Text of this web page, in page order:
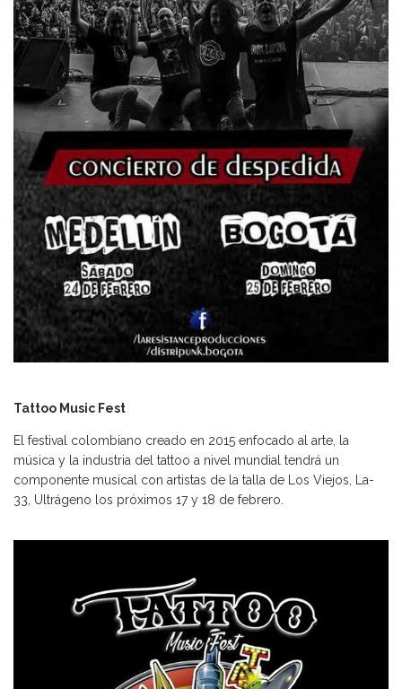
Tattoo Music Fest
El festival colombiano creado en 2015 enfocado al arte, la
música y la industria del tattoo a nivel mundial tendrá un
componente musical con artistas de la talla de Los Viejos, La-
33, Ultrágeno los próximos 17 y 18 de febrero.